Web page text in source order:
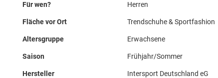
Für wen? Herren
Fläche vor Ort Trendschuhe & Sportfashion
Altersgruppe Erwachsene
Saison Frühjahr/Sommer
Hersteller Intersport Deutschland eG